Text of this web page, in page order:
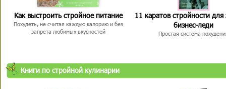
Как выстроить стройное питание
Похудеть, не считая каждую калорию и без
запрета любимых вкусностей
11 каратов стройности для
бизнес-леди
Простая система
Книги по стройной кулинарии